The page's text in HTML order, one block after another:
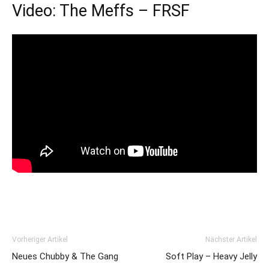
Video: The Meffs – FRSF
Vorheriger Artikel
Neues Chubby & The Gang
Nächster Artikel
Soft Play – Heavy Jelly